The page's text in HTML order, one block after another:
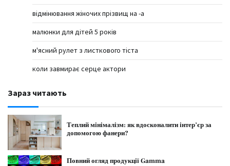
відмінювання жіночих прізвищ на -а
малюнки для дітей 5 років
м'ясний рулет з листкового тіста
коли завмирає серце актори
Зараз читають
Теплий мінімалізм: як вдосконалити інтер’єр за
допомогою фанери?
Повний огляд продукції Gamma